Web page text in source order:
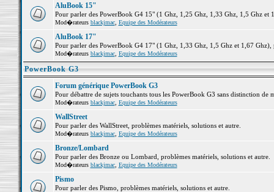
AluBook 15"
Pour parler des PowerBook G4 15" (1 Ghz, 1,25 Ghz, 1,33 Ghz, 1,5 Ghz et
Mod�rateurs blackjmac, Equipe des Modérateurs
AluBook 17"
Pour parler des PowerBook G4 17" (1 Ghz, 1,33 Ghz, 1,5 Ghz et 1,67 Ghz),
Mod�rateurs blackjmac, Equipe des Modérateurs
PowerBook G3
Forum générique PowerBook G3
Pour débattre de sujets touchants tous les PowerBook G3 sans distinction de
Mod�rateurs blackjmac, Equipe des Modérateurs
WallStreet
Pour parler des WallStreet, problèmes matériels, solutions et autre.
Mod�rateurs blackjmac, Equipe des Modérateurs
Bronze/Lombard
Pour parler des Bronze ou Lombard, problèmes matériels, solutions et autre.
Mod�rateurs blackjmac, Equipe des Modérateurs
Pismo
Pour parler des Pismo, problèmes matériels, solutions et autre.